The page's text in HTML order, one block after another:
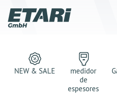
NEW & SALE
medidor
de
espesores